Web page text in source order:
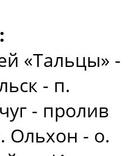
«Тальцы» -
- п.
- пролив
Ольхон - о.